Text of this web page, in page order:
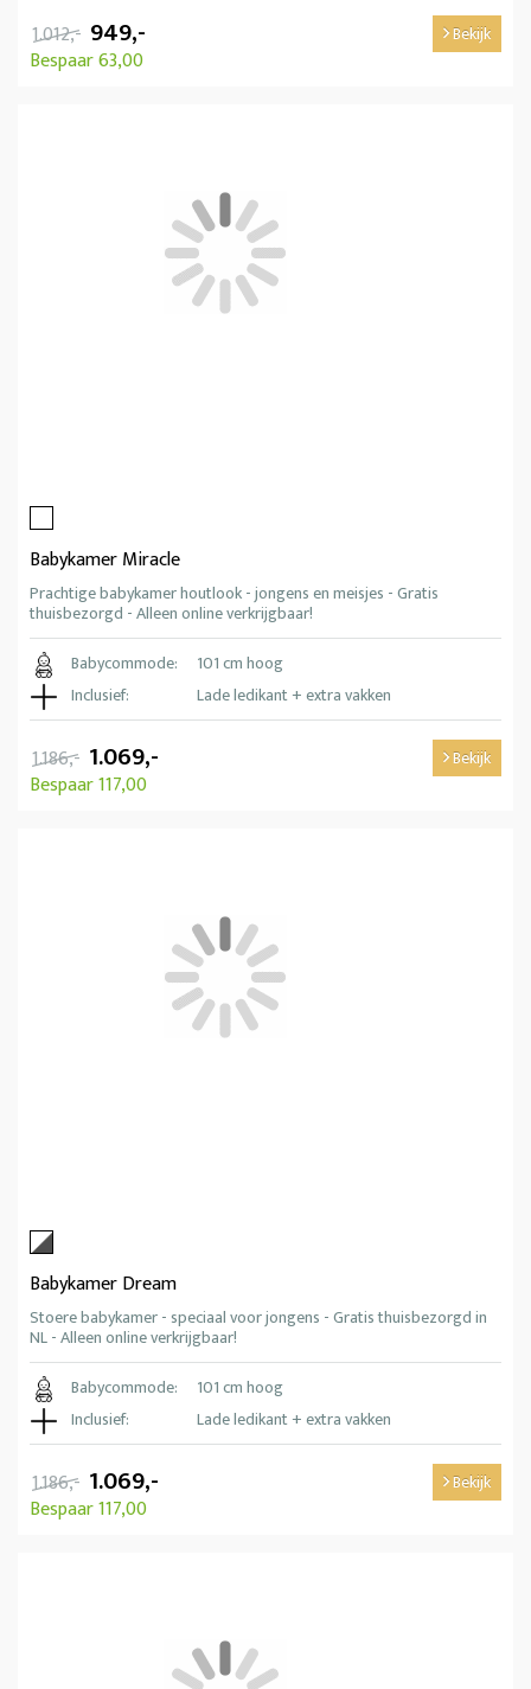
1.012,- 949,-
Bespaar 63,00
Bekijk
Babykamer Miracle
Prachtige babykamer houtlook - jongens en meisjes - Gratis
thuisbezorgd - Alleen online verkrijgbaar!
Babycommode:
101 cm hoog
Inclusief:
Lade ledikant + extra vakken
1.186,- 1.069,-
Bespaar 117,00
Bekijk
Babykamer Dream
Stoere babykamer - speciaal voor jongens - Gratis thuisbezorgd in
NL - Alleen online verkrijgbaar!
Babycommode:
101 cm hoog
Inclusief:
Lade ledikant + extra vakken
1.186,- 1.069,-
Bespaar 117,00
Bekijk